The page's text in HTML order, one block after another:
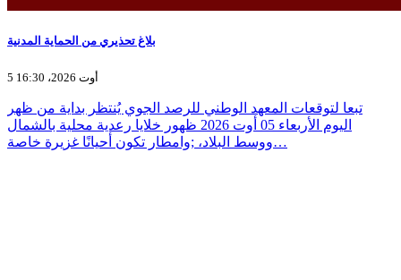
بلاغ تحذيري من الحماية المدنية
5 أوت 2026، 16:30
تبعا لتوقعات المعهد الوطني للرصد الجوي يُنتظر بداية من ظهر
اليوم الأربعاء 05 أوت 2026 ظهور خلايا رعدية محلية بالشمال
ووسط البلاد، ;وامطار تكون أحيانًا غزيرة خاصة…